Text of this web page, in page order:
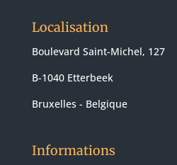
Localisation
Boulevard Saint-Michel, 127
B-1040 Etterbeek
Bruxelles - Belgique
Informations